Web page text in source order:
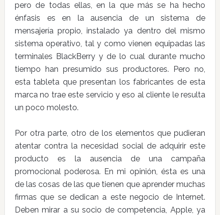
pero de todas ellas, en la que más se ha hecho
énfasis es en la ausencia de un sistema de
mensajería propio, instalado ya dentro del mismo
sistema operativo, tal y como vienen equipadas las
terminales BlackBerry y de lo cual durante mucho
tiempo han presumido sus productores. Pero no,
esta tableta que presentan los fabricantes de esta
marca no trae este servicio y eso al cliente le resulta
un poco molesto.
Por otra parte, otro de los elementos que pudieran
atentar contra la necesidad social de adquirir este
producto es la ausencia de una campaña
promocional poderosa. En mi opinión, ésta es una
de las cosas de las que tienen que aprender muchas
firmas que se dedican a este negocio de Internet.
Deben mirar a su socio de competencia, Apple, ya